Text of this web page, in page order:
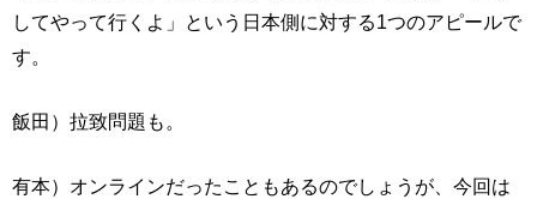
してやって行くよ」という日本側に対する1つのアピールで
す。
飯田）拉致問題も。
有本）オンラインだったこともあるのでしょうが、今回は